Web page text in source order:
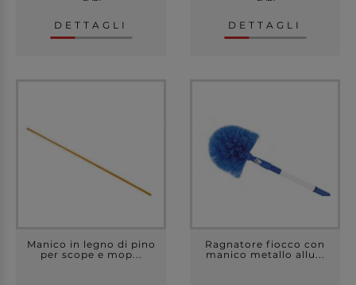
DETTAGLI DETTAGLI
Manico in legno di pino
per scope e mop...
Ragnatore fiocco con
manico metallo allu...